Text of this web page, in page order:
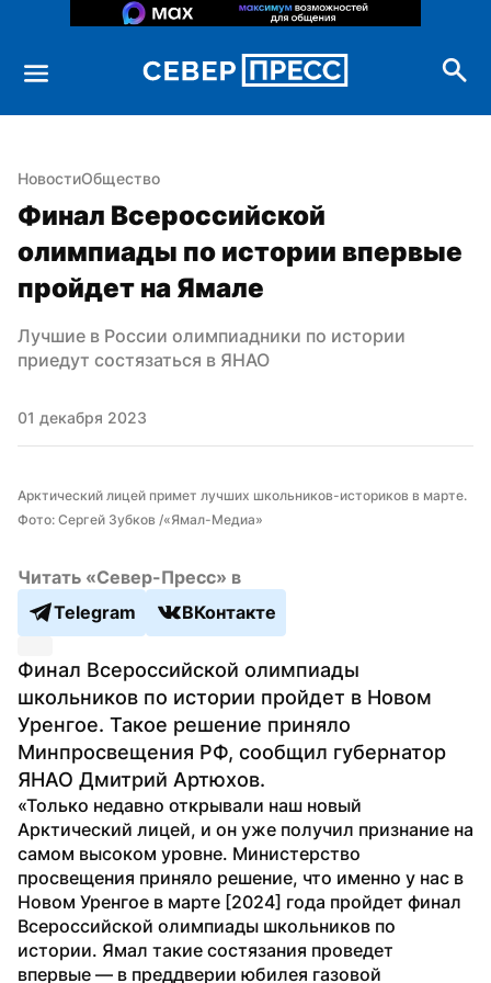
НовостиОбщество
Финал Всероссийской
олимпиады по истории впервые
пройдет на Ямале
Лучшие в России олимпиадники по истории
приедут состязаться в ЯНАО
01 декабря 2023
Арктический лицей примет лучших школьников-историков в марте.
Фото: Сергей Зубков /«Ямал-Медиа»
Читать «Север-Пресс» в
Telegram
ВКонтакте
Финал Всероссийской олимпиады
школьников по истории пройдет в Новом
Уренгое. Такое решение приняло
Минпросвещения РФ, сообщил губернатор
ЯНАО Дмитрий Артюхов.
«Только недавно открывали наш новый
Арктический лицей, и он уже получил признание на
самом высоком уровне. Министерство
просвещения приняло решение, что именно у нас в
Новом Уренгое в марте [2024] года пройдет финал
Всероссийской олимпиады школьников по
истории. Ямал такие состязания проведет
впервые — в преддверии юбилея газовой